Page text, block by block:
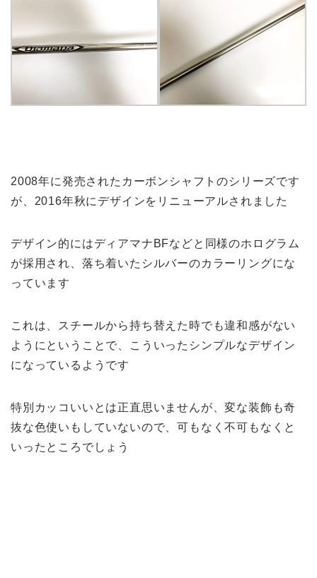
2008年に発売されたカーボンシャフトのシリーズです
が、2016年秋にデザインをリニューアルされました
デザイン的にはディアマナBFなどと同様のホログラム
が採用され、落ち着いたシルバーのカラーリングにな
っています
これは、スチールから持ち替えた時でも違和感がない
ようにということで、こういったシンプルなデザイン
になっているようです
特別カッコいいとは正直思いませんが、変な装飾も奇
抜な色使いもしていないので、可もなく不可もなくと
いったところでしょう